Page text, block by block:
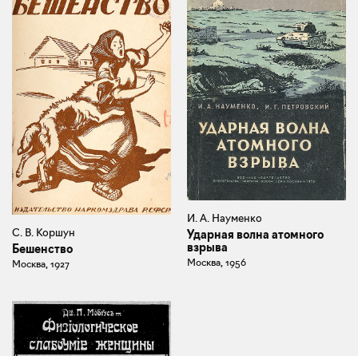
С. В. Коршун
Бешенство
Москва, 1927
И. А. Науменко
Ударная волна атомного
взрыва
Москва, 1956